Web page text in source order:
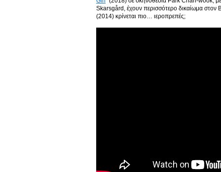
Skarsgård, έχουν περισσότερο δικαίωμα στον
(2014) κρίνεται πιο… ιεροπρεπές;